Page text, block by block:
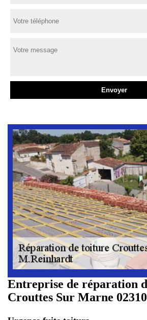
Entreprise de réparation
Crouttes Sur Marne 02310